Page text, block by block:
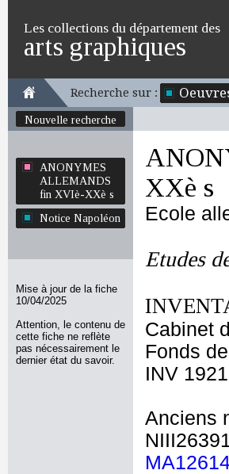
Les collections du département des
arts graphiques
Recherche sur :
Nouvelle recherche
ANONYMES
ALLEMANDS
fin XVIè-XXè s
Notice Napoléon
Mise à jour de la fiche
10/04/2025
Attention, le contenu de
cette fiche ne reflète
pas nécessairement le
dernier état du savoir.
XXè s
Ecole
Etudes
Cabinet
Fonds
INV
Anciens